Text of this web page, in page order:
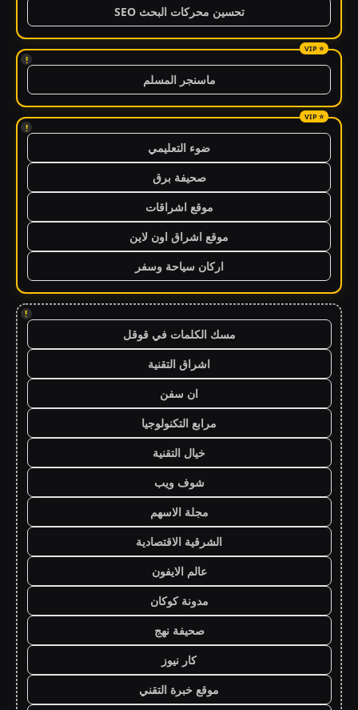
تحسين محركات البحث SEO
!
ماسنجر المسلم
!
ضوء التعليمي
صحيفة برق
موقع اشراقات
موقع اشراق اون لاين
اركان سياحة وسفر
!
مسك الكلمات في قوقل
اشراق التقنية
ان سفن
مرابع التكنولوجيا
خيال التقنية
شوف ويب
مجلة الاسهم
الشرقية الاقتصادية
عالم الايفون
مدونة كوكان
صحيفة نهج
كار نيوز
موقع خبرة التقني